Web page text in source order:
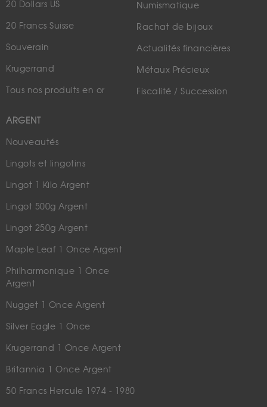
20 Dollars US
20 Francs Suisse
Souverain
Krugerrand
Tous nos produits en or
ARGENT
Nouveautés
Lingots et lingotins
Lingot 1 Kilo Argent
Lingot 500g Argent
Lingot 250g Argent
Maple Leaf 1 Once Argent
Philharmonique 1 Once
Argent
Nugget 1 Once Argent
Silver Eagle 1 Once
Krugerrand 1 Once Argent
Britannia 1 Once Argent
50 Francs Hercule 1974 - 1980
Numismatique
Rachat de bijoux
Actualités financières
Métaux Précieux
Fiscalité / Succession